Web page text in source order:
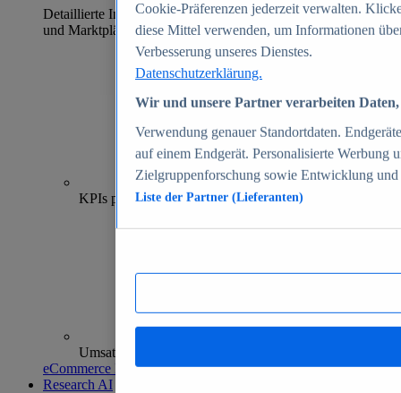
Detaillierte Informationen zu mehr als 39.000 Online-Shops
und Marktplätzen
70+
KPIs pro Shop
Umsatzanalysen und -prognosen
eCommerce Insights entdecken
Research AI
Cookie-Präferenzen jederzeit verwalten.
diese Mittel verwenden, um Informationen
Verbesserung unseres Dienstes.
Datenschutzerklärung.
Wir und unsere Partner verarbeiten
Verwendung genauer Standortdaten.
auf einem Endgerät. Personalisierte Werbung
Zielgruppenforschung sowie Entwicklung
Liste der Partner (Lieferanten)